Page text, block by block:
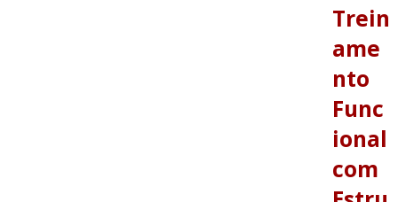
Trein
ame
nto
Func
ional
com